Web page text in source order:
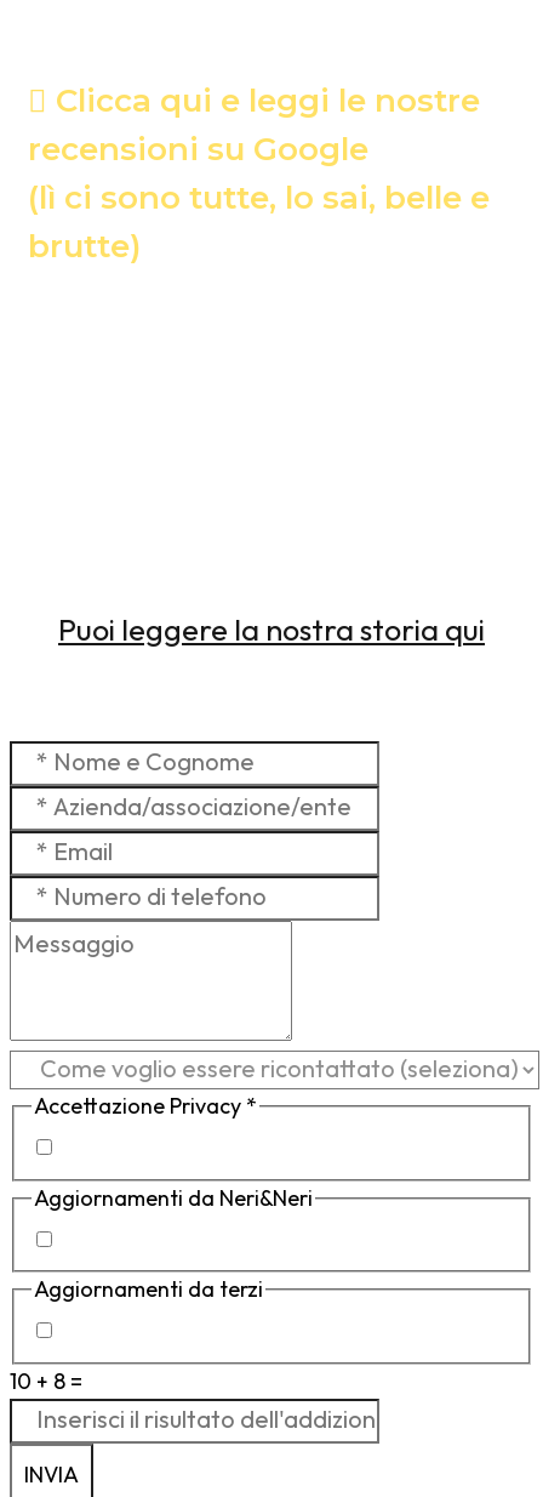
Clicca qui e leggi le nostre
recensioni su Google
(lì ci sono tutte, lo sai, belle e
brutte)
Puoi leggere la nostra storia qui
Accettazione Privacy *
Aggiornamenti da Neri&Neri
Aggiornamenti da terzi
10 + 8 =
INVIA